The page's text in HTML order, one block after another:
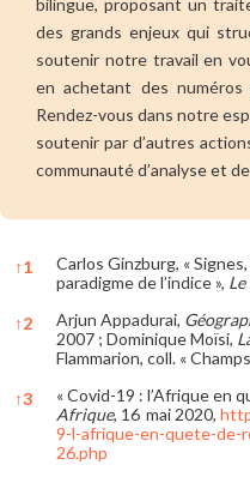
des grands enjeux qui
soutenir notre travail en
en achetant des
Rendez-vous dans notre
soutenir par d’autres
communauté d’analyse et
↑1
Carlos Ginzburg, «
paradigme de l’indice »,
↑2 Arjun Appadurai,
2007 ; Dominique Moïsi,
Flammarion, coll. «
↑3 « Covid-19 : l’Afrique en
Afrique, 16 mai 2020,
9-l-afrique-en-quete-de-
26.php